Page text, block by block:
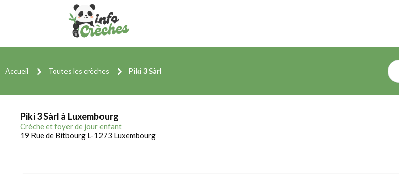
Accueil Toutes les crèches Piki 3 Sàrl
Piki 3 Sàrl à Luxembourg
Crèche et foyer de jour enfant
19 Rue de Bitbourg L-1273 Luxembourg